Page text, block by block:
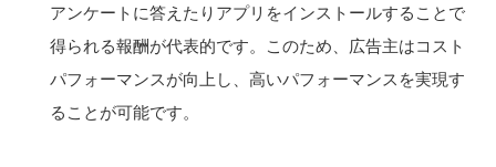
アンケートに答えたりアプリをインストールすることで
得られる報酬が代表的です。このため、広告主はコスト
パフォーマンスが向上し、高いパフォーマンスを実現す
ることが可能です。